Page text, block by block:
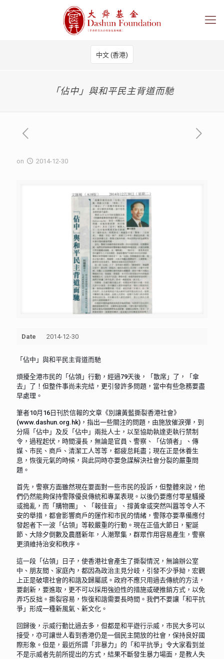
中文 (香港)
「佔中」與和平民主背道而馳
on 2014-12-30
Date 2014-12-30
「佔中」與和平民主背道而馳
煩擾全港市民的「佔領」行動，經過79天後，「散席」了，「傘
去」了！但整件事尚未完結，更引發許多問題，當中有些急務要盡
早處理。
筆者10月16日刊於信報的文章《別讓黃藍撕裂香港社會》
(www.dashun.org.hk)，指出一些關注的問題，由施放催淚彈，到
分隔「佔中」及反「佔中」兩批人士，以至協助執達吏執行禁制
令，過程起伏，時間漫長，無論是官員、警察、「佔領者」、傳
媒、市民、商戶、清潔工人等等，都疲怠耗盡；現在正是休養生
息，恢復元氣的時候，與此同時亦要急謀解決社會分裂的嚴重問
題。
首先，警察方面雖然現在要面對一些市民的投訴，但整體來說，他
們仍然能夠保持警隊優良傳統和專業表現。以後仍要應付零星騷擾
或搗亂，而「購物團」、「報佳音」、撐黃傘或突然叫囂等令人不
安的舉措，都會影響商戶的運作和市民的情緒，警隊亦要準備應付
發起者下一波「佔領」等較嚴重的行動。現在正值大節日，聖誕
節、大除夕倒數及農曆新年，人潮聚集，群眾作用容易產生，警察
更須維持治安和秩序。
這一段「佔領」日子，使香港社會產生了撕裂情況，無論辦公室
中、朋友間、家庭內，都因為政治主見分岐，引發不少爭拗，宏觀
上正是破壞社會的和諧及歸屬感。政府不應只用過去傳統的方法，
要創新，要進取，更不可以採用強迫性的措施或硬推銷方式，以免
弄巧反拙。撕裂容易，恢復和諧需要長時間。我們不要讓「和平抗
爭」形成一種新風氣、新文化。
回歸後，示威行動比過去多，但都是和平遊行示威，市民大多可以
接受，亦可讓世人看到香港仍是一個民主開放的社會，保持良好國
際形象。但是，最近所謂「非暴力」的「和平抗爭」令大家看到並
不是示威者先前所提出的方式，結果不斷發生暴力場面，是教人失